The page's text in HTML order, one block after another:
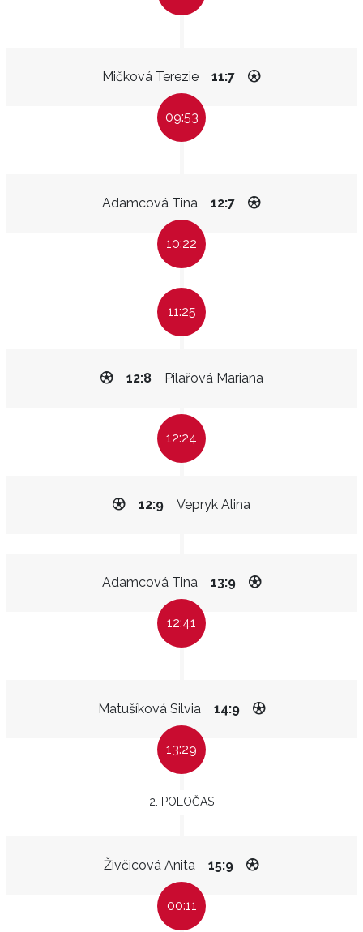
Mičková Terezie 11:7
09:53
Adamcová Tina 12:7
10:22
11:25
Pilařová Mariana
12:8
12:24
Vepryk Alina
12:9
Adamcová Tina 13:9
12:41
Matušíková Silvia 14:9
13:29
2. POLOČAS
Živčicová Anita 15:9
00:11